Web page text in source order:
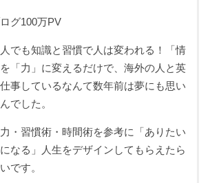
ログ100万PV
でも知識と習慣で人は変われる！「情
「力」に変えるだけで、海外の人と英
事しているなんて数年前は夢にも思い
でした。
・習慣術・時間術を参考に「ありたい
なる」人生をデザインしてもらえたら
です。